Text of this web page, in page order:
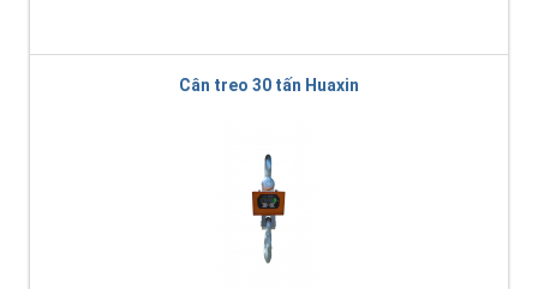
Cân treo 30 tấn Huaxin